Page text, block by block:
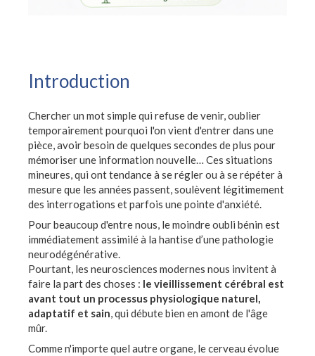
Introduction
Chercher un mot simple qui refuse de venir, oublier
temporairement pourquoi l'on vient d'entrer dans une
pièce, avoir besoin de quelques secondes de plus pour
mémoriser une information nouvelle… Ces situations
mineures, qui ont tendance à se régler ou à se répéter à
mesure que les années passent, soulèvent légitimement
des interrogations et parfois une pointe d'anxiété.
Pour beaucoup d'entre nous, le moindre oubli bénin est
immédiatement assimilé à la hantise d’une pathologie
neurodégénérative.
Pourtant, les neurosciences modernes nous invitent à
faire la part des choses : le vieillissement cérébral est
avant tout un processus physiologique naturel,
adaptatif et sain, qui débute bien en amont de l'âge
mûr.
Comme n'importe quel autre organe, le cerveau évolue